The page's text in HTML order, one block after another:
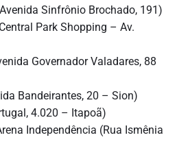
Sinfrônio Brochado, 191)
Park Shopping – Av.
Governador Valadares, 88
Bandeirantes, 20 – Sion)
4.020 – Itapoã)
Independência (Rua Ismênia